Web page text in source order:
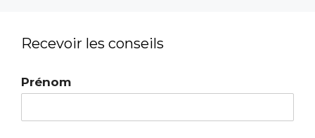
Recevoir les conseils
Prénom